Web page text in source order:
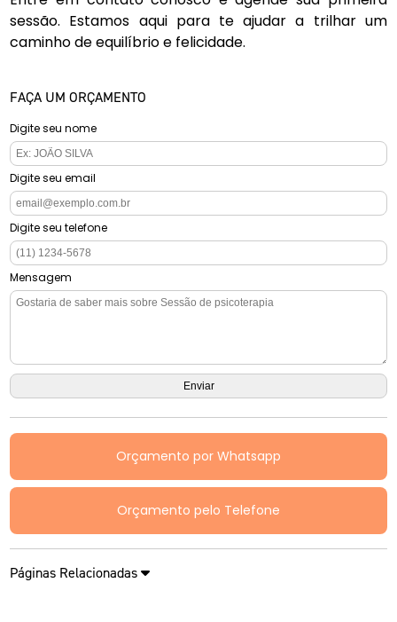
sessão. Estamos aqui para te ajudar a trilhar um
caminho de equilíbrio e felicidade.
FAÇA UM ORÇAMENTO
Digite seu nome
Digite seu email
Digite seu telefone
Mensagem
Orçamento por Whatsapp
Orçamento pelo Telefone
Páginas Relacionadas